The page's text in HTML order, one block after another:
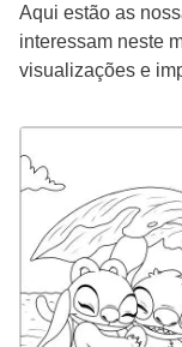
Aqui estão as
interessam neste
visualizações e